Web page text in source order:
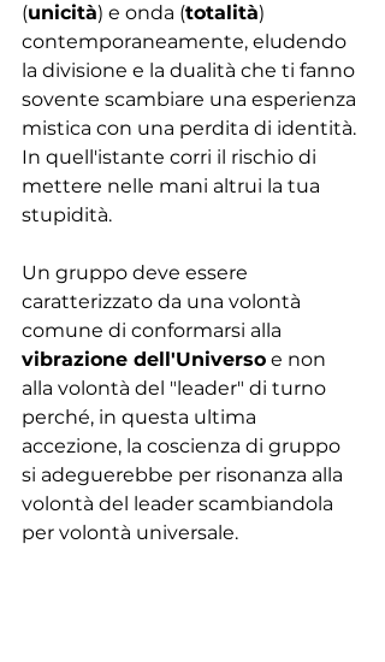
(unicità) e onda (totalità)
contemporaneamente, eludendo
la divisione e la dualità che ti fanno
sovente scambiare una esperienza
mistica con una perdita di identità.
In quell'istante corri il rischio di
mettere nelle mani altrui la tua
stupidità.
Un gruppo deve essere
caratterizzato da una volontà
comune di conformarsi alla
vibrazione dell'Universo e non
alla volontà del "leader" di turno
perché, in questa ultima
accezione, la coscienza di gruppo
si adeguerebbe per risonanza alla
volontà del leader scambiandola
per volontà universale.